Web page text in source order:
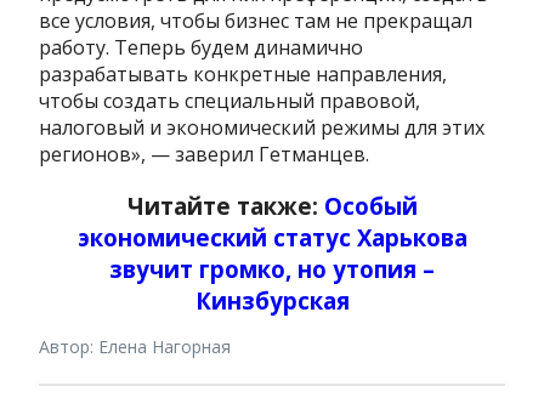
все условия, чтобы бизнес там не прекращал
работу. Теперь будем динамично
разрабатывать конкретные направления,
чтобы создать специальный правовой,
налоговый и экономический режимы для этих
регионов», — заверил Гетманцев.
Читайте также: Особый
экономический статус Харькова
звучит громко, но утопия –
Кинзбурская
Автор: Елена Нагорная